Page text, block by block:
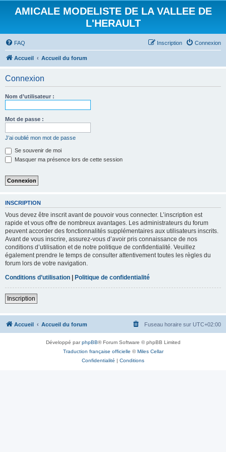
AMICALE MODELISTE DE LA VALLEE DE
L'HERAULT
FAQ Connexion
Inscription
Accueil Accueil du forum
Connexion
Nom d’utilisateur :
Mot de passe :
J’ai oublié mon mot de passe
Se souvenir de moi
Masquer ma présence lors de cette session
INSCRIPTION
Vous devez être inscrit avant de pouvoir vous connecter. L’inscription est
rapide et vous offre de nombreux avantages. Les administrateurs du forum
peuvent accorder des fonctionnalités supplémentaires aux utilisateurs inscrits.
Avant de vous inscrire, assurez-vous d’avoir pris connaissance de nos
conditions d’utilisation et de notre politique de confidentialité. Veuillez
également prendre le temps de consulter attentivement toutes les règles du
forum lors de votre navigation.
Conditions d’utilisation | Politique de confidentialité
Inscription
Accueil Accueil du forum Fuseau horaire sur UTC+02:00
Développé parphpBB® Forum Software © phpBB Limited
Traduction française officielle ©Miles Cellar
Confidentialité | Conditions